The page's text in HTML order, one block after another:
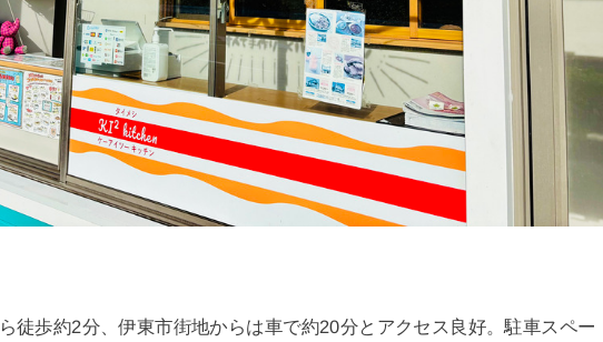
徒歩約2分、伊東市街地からは車で約20分とアクセス良好。駐車スペー